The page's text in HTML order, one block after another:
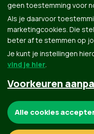
Groen.be
Contact
geen toestemming voor
Als je daarvoor
marketingcookies. Die
beter af te stemmen op
Je kunt je instellingen
vind je hier.
Voorkeuren
Alle cookies